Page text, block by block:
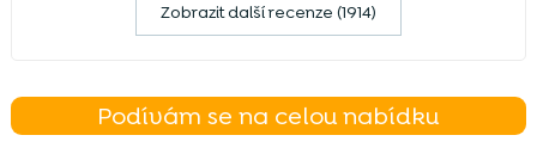
Zobrazit další recenze (1914)
Podívám se na celou nabídku